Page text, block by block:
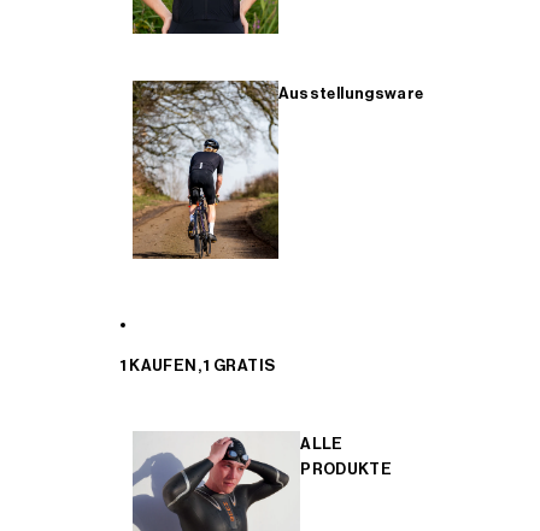
Ausstellungsware
1 KAUFEN, 1 GRATIS
ALLE
PRODUKTE